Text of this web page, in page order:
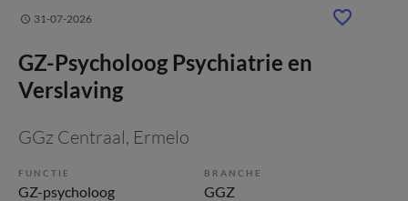
31-07-2026
GZ-Psycholoog Psychiatrie en
Verslaving
GGz Centraal, Ermelo
FUNCTIE
GZ-psycholoog
BRANCHE
GGZ